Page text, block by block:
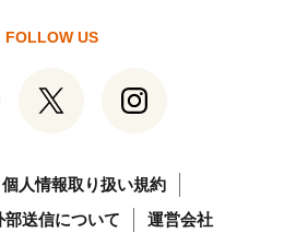
FOLLOW US
個人情報取り扱い規約
送信について
運営会社